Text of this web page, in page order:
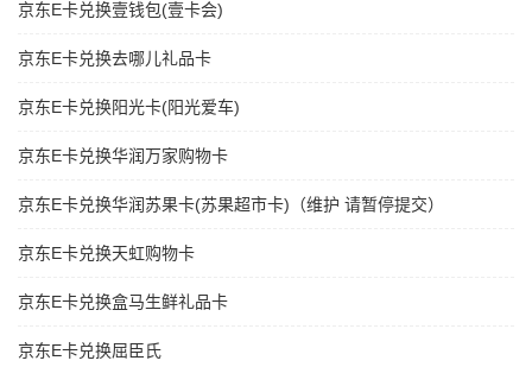
京东E卡兑换壹钱包(壹卡会)
京东E卡兑换去哪儿礼品卡
京东E卡兑换阳光卡(阳光爱车)
京东E卡兑换华润万家购物卡
京东E卡兑换华润苏果卡(苏果超市卡)（维护 请暂停提交）
京东E卡兑换天虹购物卡
京东E卡兑换盒马生鲜礼品卡
京东E卡兑换屈臣氏